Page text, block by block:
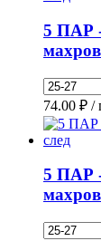
5 ПАР
74.00 ₽ /
5 ПАР